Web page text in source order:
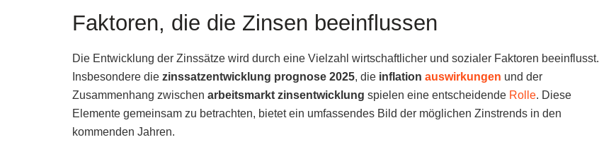
Faktoren, die die Zinsen beeinflussen
Die Entwicklung der Zinssätze wird durch eine Vielzahl wirtschaftlicher und sozialer Faktoren beeinflusst.
Insbesondere die zinssatzentwicklung prognose 2025, die inflation auswirkungen und der
Zusammenhang zwischen arbeitsmarkt zinsentwicklung spielen eine entscheidende Rolle. Diese
Elemente gemeinsam zu betrachten, bietet ein umfassendes Bild der möglichen Zinstrends in den
kommenden Jahren.